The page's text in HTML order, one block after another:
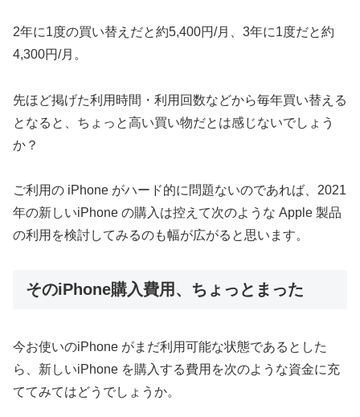
2年に1度の買い替えだと約5,400円/月、3年に1度だと約
4,300円/月。
先ほど掲げた利用時間・利用回数などから毎年買い替える
となると、ちょっと高い買い物だとは感じないでしょう
か？
ご利用の iPhone がハード的に問題ないのであれば、2021
年の新しいiPhone の購入は控えて次のような Apple 製品
の利用を検討してみるのも幅が広がると思います。
そのiPhone購入費用、ちょっとまった
今お使いのiPhone がまだ利用可能な状態であるとした
ら、新しいiPhone を購入する費用を次のような資金に充
ててみてはどうでしょうか。